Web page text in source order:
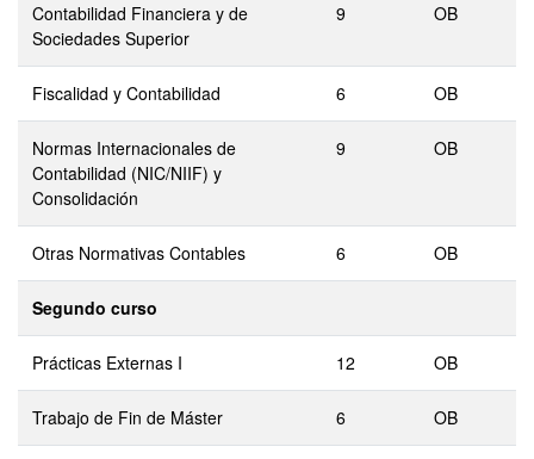
Contabilidad Financiera y de
Sociedades Superior
9 OB
Fiscalidad y Contabilidad 6 OB
Normas Internacionales de
Contabilidad (NIC/NIIF) y
Consolidación
9 OB
Otras Normativas Contables 6 OB
Segundo curso
Prácticas Externas I 12 OB
Trabajo de Fin de Máster 6 OB